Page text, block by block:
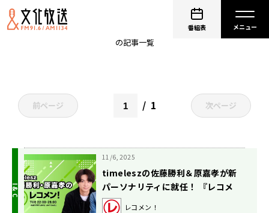
番組表
timeleszのQrzone
の記事一覧
前ページ 1 次ページ
11/6, 2025
timeleszの佐藤勝利＆原嘉孝が新
パーソナリティに就任！ 『レコメ
ン！』初回放送が好調スタート
レコメン！